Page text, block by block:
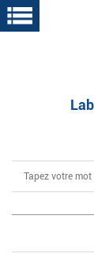
Aller
au
Rechercher